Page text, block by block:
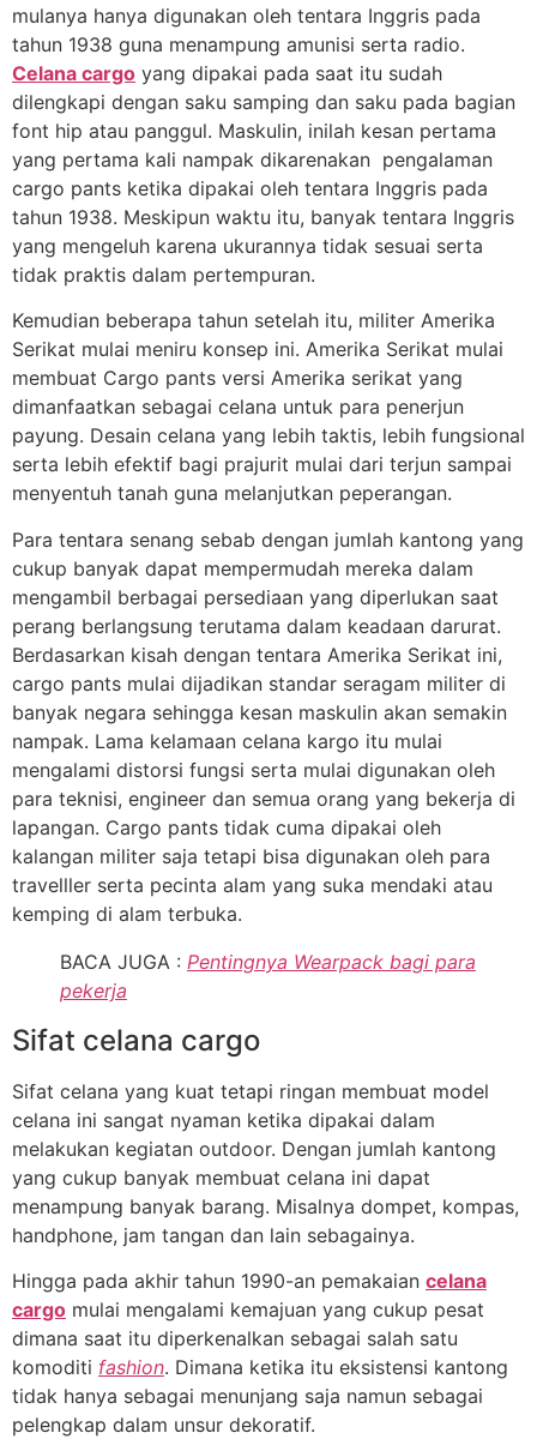
mulanya hanya digunakan oleh tentara Inggris pada
tahun 1938 guna menampung amunisi serta radio.
Celana cargo yang dipakai pada saat itu sudah
dilengkapi dengan saku samping dan saku pada bagian
font hip atau panggul. Maskulin, inilah kesan pertama
yang pertama kali nampak dikarenakan pengalaman
cargo pants ketika dipakai oleh tentara Inggris pada
tahun 1938. Meskipun waktu itu, banyak tentara Inggris
yang mengeluh karena ukurannya tidak sesuai serta
tidak praktis dalam pertempuran.
Kemudian beberapa tahun setelah itu, militer Amerika
Serikat mulai meniru konsep ini. Amerika Serikat mulai
membuat Cargo pants versi Amerika serikat yang
dimanfaatkan sebagai celana untuk para penerjun
payung. Desain celana yang lebih taktis, lebih fungsional
serta lebih efektif bagi prajurit mulai dari terjun sampai
menyentuh tanah guna melanjutkan peperangan.
Para tentara senang sebab dengan jumlah kantong yang
cukup banyak dapat mempermudah mereka dalam
mengambil berbagai persediaan yang diperlukan saat
perang berlangsung terutama dalam keadaan darurat.
Berdasarkan kisah dengan tentara Amerika Serikat ini,
cargo pants mulai dijadikan standar seragam militer di
banyak negara sehingga kesan maskulin akan semakin
nampak. Lama kelamaan celana kargo itu mulai
mengalami distorsi fungsi serta mulai digunakan oleh
para teknisi, engineer dan semua orang yang bekerja di
lapangan. Cargo pants tidak cuma dipakai oleh
kalangan militer saja tetapi bisa digunakan oleh para
travelller serta pecinta alam yang suka mendaki atau
kemping di alam terbuka.
BACA JUGA : Pentingnya Wearpack bagi para
pekerja
Sifat celana cargo
Sifat celana yang kuat tetapi ringan membuat model
celana ini sangat nyaman ketika dipakai dalam
melakukan kegiatan outdoor. Dengan jumlah kantong
yang cukup banyak membuat celana ini dapat
menampung banyak barang. Misalnya dompet, kompas,
handphone, jam tangan dan lain sebagainya.
Hingga pada akhir tahun 1990-an pemakaian celana
cargo mulai mengalami kemajuan yang cukup pesat
dimana saat itu diperkenalkan sebagai salah satu
komoditi fashion. Dimana ketika itu eksistensi kantong
tidak hanya sebagai menunjang saja namun sebagai
pelengkap dalam unsur dekoratif.